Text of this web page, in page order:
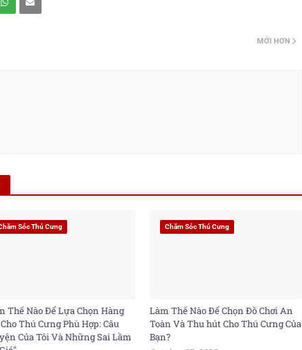
MỚI HƠN
Sóc Thú Cưng
Thế Nào Để Lựa Chọn Hàng
Thú Cưng Phù Hợp: Câu
Của Tôi Và Những Sai Lầm
Chăm Sóc Thú Cưng
Làm Thế Nào Để Chọn Đồ Chơi An
Toàn Và Thu hút Cho Thú Cưng Của
Bạn?